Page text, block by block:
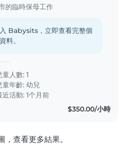
的臨時保母工作
Babysits，立即查看完整個
料。
童人數: 1
童年齡:幼兒
近活動: 1个月前
$350.00/小時
，查看更多結果。